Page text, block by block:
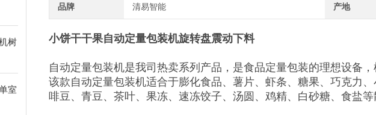
树
室
品牌 清易智能 产地
小饼干干果自动定量包装机旋转盘震动下料
自动定量包装机是我司热卖系列产品，是食品定量包装的理想设备
该款自动定量包装机适合于膨化食品、薯片、虾条、糖果、巧克力
啡豆、青豆、茶叶、果冻、速冻饺子、汤圆、鸡精、白砂糖、食盐